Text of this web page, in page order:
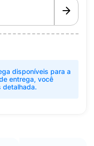
disponíveis para a
entrega, você
detalhada.